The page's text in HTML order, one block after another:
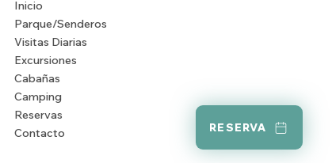
RESERVA
Inicio
Parque/Senderos
Visitas Diarias
Excursiones
Cabañas
Camping
Reservas
Contacto